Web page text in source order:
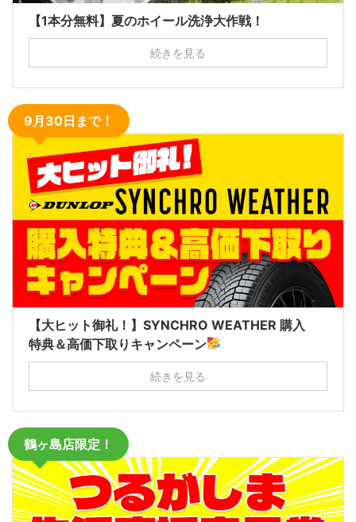
【1本分無料】夏のホイール洗浄大作戦！
続きを見る
9月30日まで！
【大ヒット御礼！】SYNCHRO WEATHER 購入
特典＆高価下取りキャンペーン
続きを見る
鶴ヶ島店限定！